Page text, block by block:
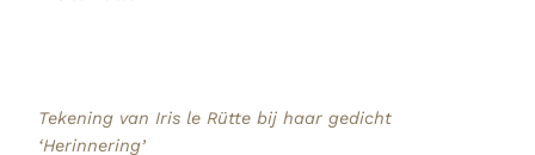
Tekening van Iris le Rütte bij haar gedicht
‘Herinnering’